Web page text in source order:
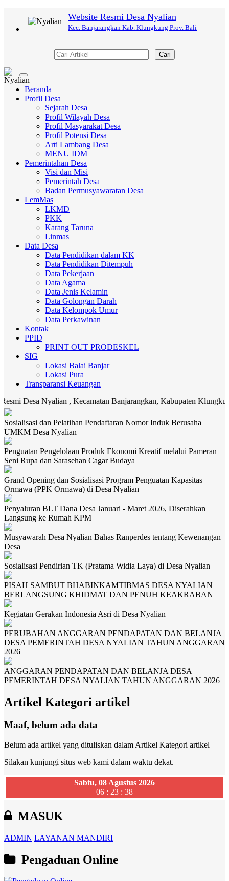
Website Resmi Desa Nyalian
Kec. Banjarangkan Kab. Klungkung Prov. Bali
Cari
Toggle
navigation
Beranda
Profil Desa
Sejarah Desa
Profil Wilayah Desa
Profil Masyarakat Desa
Profil Potensi Desa
Arti Lambang Desa
MENU IDM
Pemerintahan Desa
Visi dan Misi
Pemerintah Desa
Badan Permusyawaratan Desa
LemMas
LKMD
PKK
Karang Taruna
Linmas
Data Desa
Data Pendidikan dalam KK
Data Pendidikan Ditempuh
Data Pekerjaan
Data Agama
Data Jenis Kelamin
Data Golongan Darah
Data Kelompok Umur
Data Perkawinan
Kontak
PPID
PRINT OUT PRODESKEL
SIG
Lokasi Balai Banjar
Lokasi Pura
Transparansi Keuangan
Nyalian , Kecamatan Banjarangkan, Kabupaten Klungkung.
Sosialisasi dan Pelatihan Pendaftaran Nomor Induk Berusaha
UMKM Desa Nyalian
Penguatan Pengelolaan Produk Ekonomi Kreatif melalui Pameran
Seni Rupa dan Sarasehan Cagar Budaya
Grand Opening dan Sosialisasi Program Penguatan Kapasitas
Ormawa (PPK Ormawa) di Desa Nyalian
Penyaluran BLT Dana Desa Januari - Maret 2026, Diserahkan
Langsung ke Rumah KPM
Musyawarah Desa Nyalian Bahas Ranperdes tentang Kewenangan
Desa
Sosialisasi Pendirian TK (Pratama Widia Laya) di Desa Nyalian
PISAH SAMBUT BHABINKAMTIBMAS DESA NYALIAN
BERLANGSUNG KHIDMAT DAN PENUH KEAKRABAN
Kegiatan Gerakan Indonesia Asri di Desa Nyalian
PERUBAHAN ANGGARAN PENDAPATAN DAN BELANJA
DESA PEMERINTAH DESA NYALIAN TAHUN ANGGARAN
2026
ANGGARAN PENDAPATAN DAN BELANJA DESA
PEMERINTAH DESA NYALIAN TAHUN ANGGARAN 2026
Artikel Kategori artikel
Maaf, belum ada data
Belum ada artikel yang dituliskan dalam Artikel Kategori artikel
Silakan kunjungi situs web kami dalam waktu dekat.
Sabtu, 08 Agustus 2026
06 : 23 : 39
MASUK
ADMIN LAYANAN MANDIRI
Pengaduan Online